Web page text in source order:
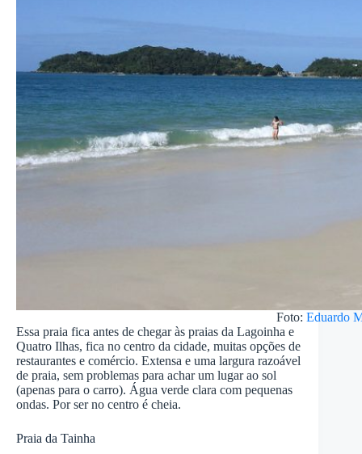
Foto: Eduardo
Essa praia fica antes de chegar às praias da Lagoinha e
Quatro Ilhas, fica no centro da cidade, muitas opções de
restaurantes e comércio. Extensa e uma largura razoável
de praia, sem problemas para achar um lugar ao sol
(apenas para o carro). Água verde clara com pequenas
ondas. Por ser no centro é cheia.
Praia da Tainha